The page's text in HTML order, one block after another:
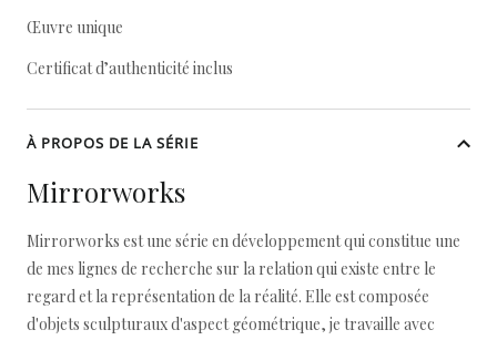
Œuvre unique
Certificat d’authenticité inclus
À PROPOS DE LA SÉRIE
Mirrorworks
Mirrorworks est une série en développement qui constitue une
de mes lignes de recherche sur la relation qui existe entre le
regard et la représentation de la réalité. Elle est composée
d'objets sculpturaux d'aspect géométrique, je travaille avec